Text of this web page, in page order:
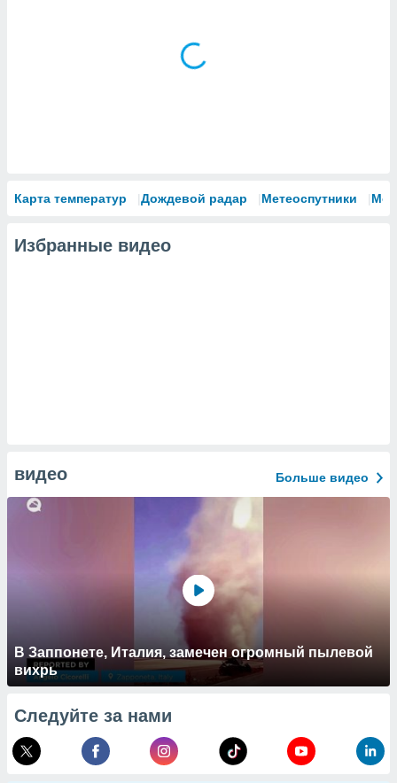
Карта температур Дождевой радар Метеоспутники
Избранные видео
видео Больше видео
В Заппонете, Италия, замечен огромный пылевой
вихрь
Следуйте за нами